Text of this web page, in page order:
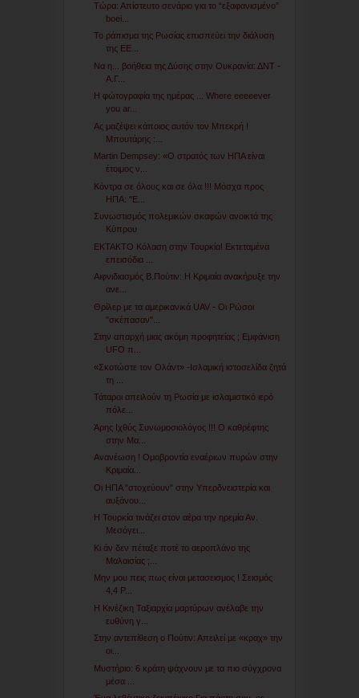
Τώρα: Απίστευτο σενάριο για το “εξαφανισμένο”
boei...
Το ράπισμα της Ρωσίας επισπεύει την διάλυση
της ΕΕ...
Να η... βοήθεια της Δύσης στην Ουκρανία: ΔΝΤ -
Α.Γ...
Η φώτογραφία της ημέρας ... Where eeeeever
you ar...
Ας μαζέψει κάποιος αυτόν τον Μπεκρή !
Μπουτάρης :...
Martin Dempsey: «Ο στρατός των ΗΠΑ είναι
έτοιμος ν...
Κόντρα σε όλους και σε όλα !!! Μόσχα προς
ΗΠΑ: "Ε...
Συνωστισμός πολεμικών σκαφών ανοικτά της
Κύπρου
EKTAKTO Κόλαση στην Τουρκία! Εκτεταμένα
επεισόδια ...
Αιφνιδιασμός Β.Πούτιν: H Κριμαία ανακήρυξε την
ανε...
Θρίλερ με τα αμερικανικά UAV - Οι Ρώσοι
"σκέπασαν"...
Στην απαρχή μιας ακόμη προφητείας ; Εμφάνιση
UFO π...
«Σκοτώστε τον Ολάντ» -Ισλαμική ιστοσελίδα ζητά
τη ...
Τάταροι απειλούν τη Ρωσία με ισλαμιστικό ιερό
πόλε...
Άρης Ιχθύς Συνωμοσιολόγος !!! Ο καθρέφτης
στην Μα...
Ανανέωση ! Ομοβροντία εναέριων πυρών στην
Κριμαία...
Οι ΗΠΑ "στοχεύουν" στην Υπερδνειστερία και
αυξάνου...
Η Τουρκία τινάζει στον αέρα την ηρεμία Αν.
Μεσόγει...
Κι άν δεν πέταξε ποτέ το αεροπλάνο της
Μαλαισίας ;...
Μην μου πεις πως είναι μετασεισμος ! Σεισμός
4,4 Ρ...
Η Κινέζικη Ταξιαρχία μαρτύρων ανέλαβε την
ευθύνη γ...
Στην αντεπίθεση ο Πούτιν: Απειλεί με «κραχ» την
οι...
Μυστήριο: 6 κράτη ψάχνουν με τα πιο σύγχρονα
μέσα ...